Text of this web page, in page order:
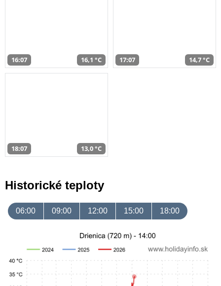
16:07 16,1 °C 17:07 14,7 °C
18:07 13,0 °C
Historické teploty
06:00 09:00 12:00 15:00 18:00